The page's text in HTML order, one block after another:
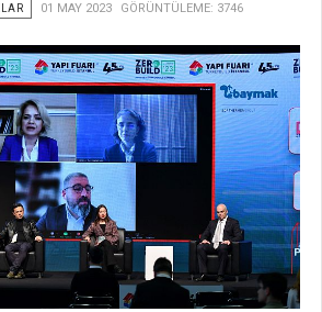
01 MAY 2023 GÖRÜNTÜLEME: 3746